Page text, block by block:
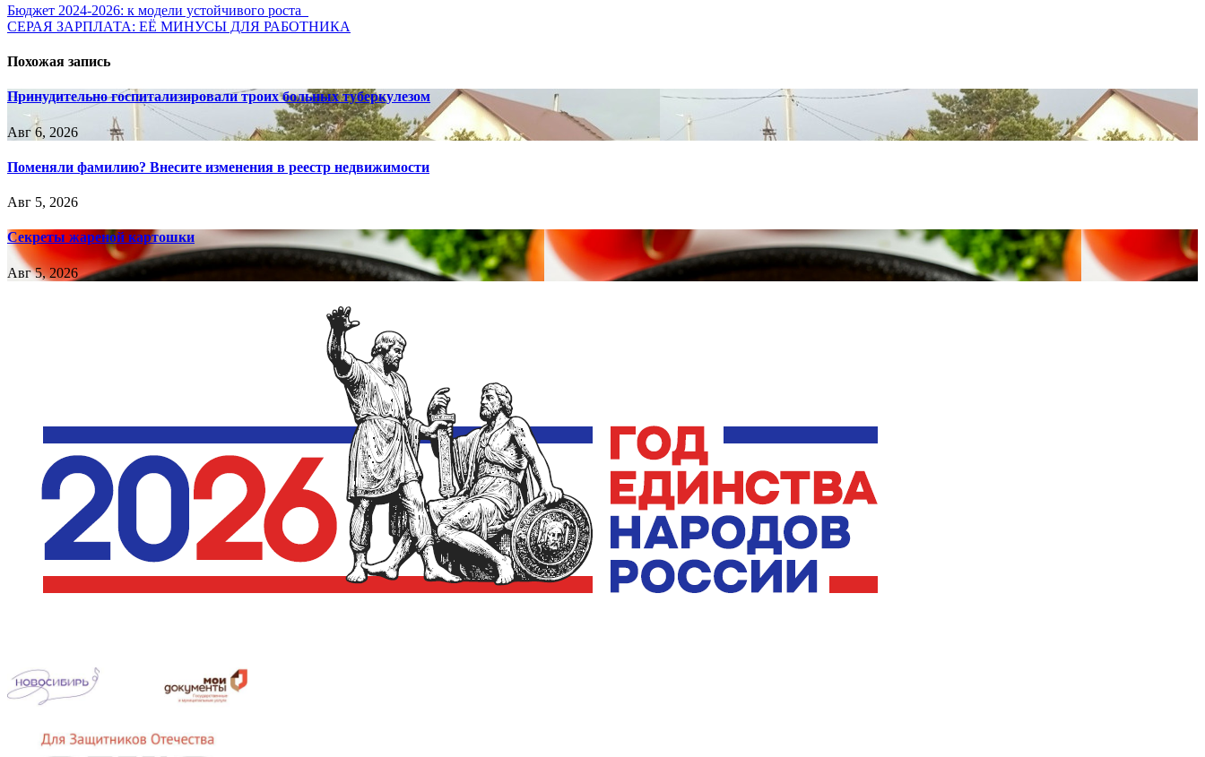
Навигация
по
записям
Бюджет 2024-2026: к модели устойчивого роста
СЕРАЯ ЗАРПЛАТА: ЕЁ МИНУСЫ ДЛЯ РАБОТНИКА
Похожая запись
Принудительно госпитализировали троих больных туберкулезом
Авг 6, 2026
Поменяли фамилию? Внесите изменения в реестр недвижимости
Авг 5, 2026
Секреты жареной картошки
Авг 5, 2026